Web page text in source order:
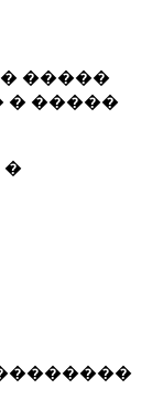
�����
� �����
�